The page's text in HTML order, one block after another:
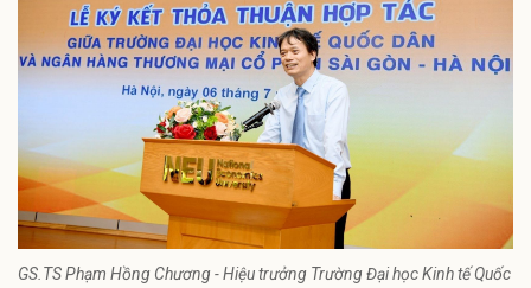
GS.TS Phạm Hồng Chương - Hiệu trưởng Trường Đại học Kinh tế Quốc